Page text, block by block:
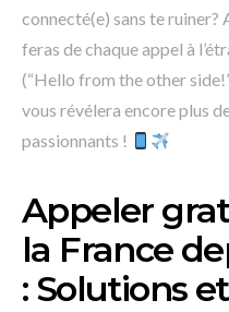
connecté(e) sans te ruiner?
feras de chaque appel à
(“Hello from the other
vous révélera encore plus
passionnants !
Appeler
la France
: Solutions